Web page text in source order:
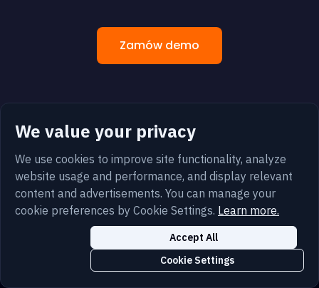
Zamów demo
We value your privacy
We use cookies to improve site functionality, analyze
website usage and performance, and display relevant
content and advertisements. You can manage your
cookie preferences by Cookie Settings. Learn more.
Cookie Settings
Accept All